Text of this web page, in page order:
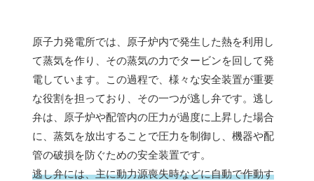
原子力発電所では、原子炉内で発生した熱を利用し
て蒸気を作り、その蒸気の力でタービンを回して発
電しています。この過程で、様々な安全装置が重要
な役割を担っており、その一つが逃し弁です。逃し
弁は、原子炉や配管内の圧力が過度に上昇した場合
に、蒸気を放出することで圧力を制御し、機器や配
管の破損を防ぐための安全装置です。
逃し弁には、主に動力源喪失時などに自動で作動す